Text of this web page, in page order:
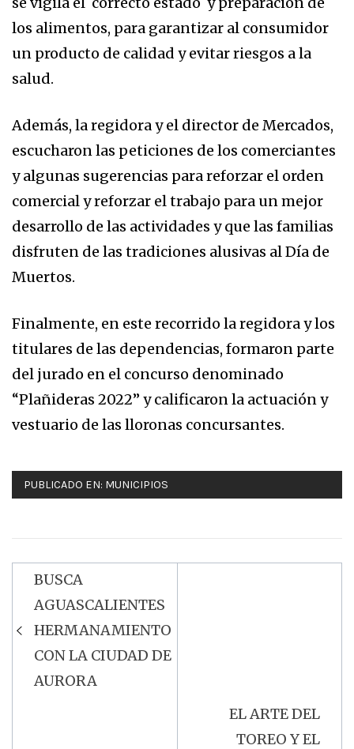
los alimentos, para garantizar al consumidor
un producto de calidad y evitar riesgos a la
salud.
Además, la regidora y el director de Mercados,
escucharon las peticiones de los comerciantes
y algunas sugerencias para reforzar el orden
comercial y reforzar el trabajo para un mejor
desarrollo de las actividades y que las familias
disfruten de las tradiciones alusivas al Día de
Muertos.
Finalmente, en este recorrido la regidora y los
titulares de las dependencias, formaron parte
del jurado en el concurso denominado
“Plañideras 2022” y calificaron la actuación y
vestuario de las lloronas concursantes.
PUBLICADO EN: MUNICIPIOS
Navegación
de
entradas
BUSCA
AGUASCALIENTES
HERMANAMIENTO
CON LA CIUDAD DE
AURORA
EL ARTE DEL
TOREO Y EL